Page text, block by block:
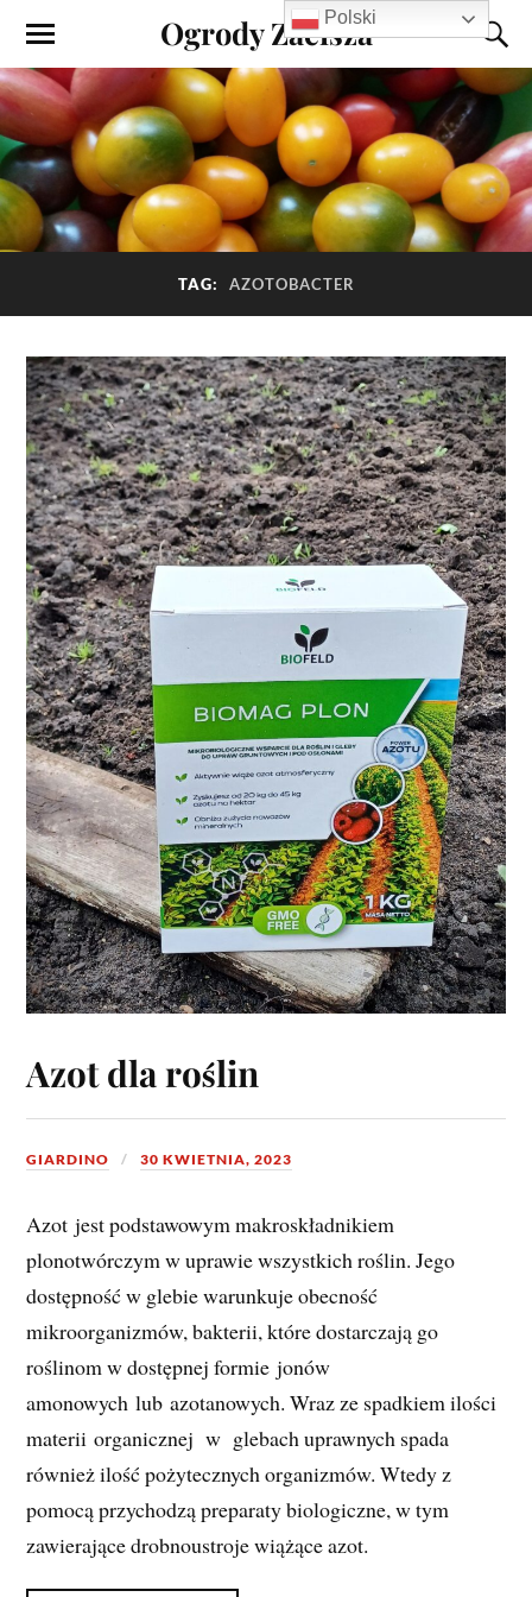
Ogrody Zacisza
TAG: AZOTOBACTER
Azot dla roślin
GIARDINO 30 KWIETNIA, 2023
Azot jest podstawowym makroskładnikiem
plonotwórczym w uprawie wszystkich roślin. Jego
dostępność w glebie warunkuje obecność
mikroorganizmów, bakterii, które dostarczają go
roślinom w dostępnej formie jonów
amonowych lub azotanowych. Wraz ze spadkiem ilości
materii organicznej w glebach uprawnych spada
również ilość pożytecznych organizmów. Wtedy z
pomocą przychodzą preparaty biologiczne, w tym
zawierające drobnoustroje wiążące azot.
Polski